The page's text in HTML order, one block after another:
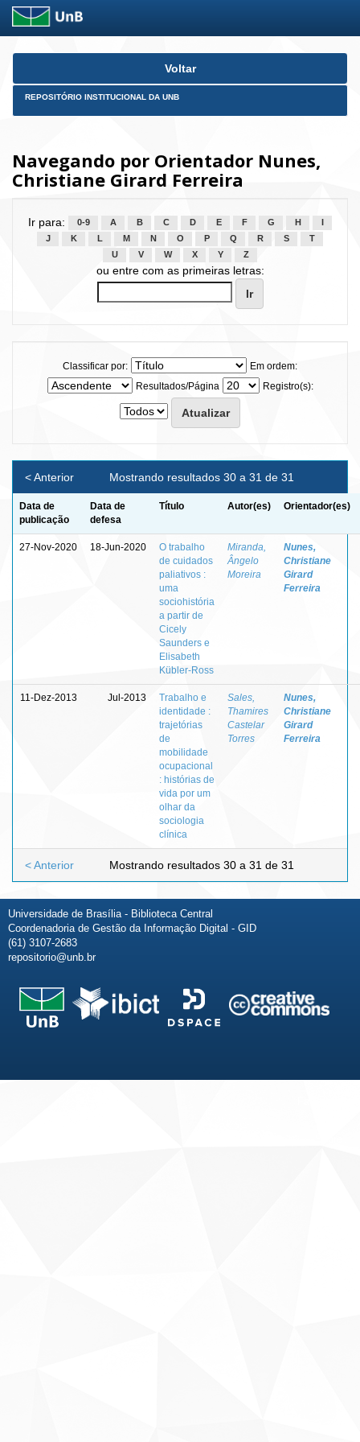
Skip
Voltar
REPOSITÓRIO INSTITUCIONAL DA UNB
Navegando por Orientador Nunes,
Christiane Girard Ferreira
Ir para: 0-9 A B C D E F G H
J
K L M N O P Q R S
T
U
V W X Y Z
ou entre com as primeiras letras:
Classificar por:
Em ordem:
Resultados/Página
Registro(s):
Mostrando resultados 30 a 31 de 31
< Anterior
Data de
publicação
Data de
defesa
Título Autor(es) Orientador(es)
27-Nov-2020 18-Jun-2020
O trabalho
de cuidados
paliativos :
uma
sociohistória
a partir de
Cicely
Saunders e
Elisabeth
Kübler-Ross
Miranda,
Ângelo
Moreira
Nunes,
Christiane
Girard
Ferreira
11-Dez-2013 Jul-2013
Trabalho e
identidade :
trajetórias
de
mobilidade
ocupacional
: histórias de
vida por um
olhar da
sociologia
clínica
Sales,
Thamires
Castelar
Torres
Nunes,
Christiane
Girard
Ferreira
Mostrando resultados 30 a 31 de 31
< Anterior
Universidade de Brasília - Biblioteca Central
Coordenadoria de Gestão da Informação Digital - GID
(61) 3107-2683
repositorio@unb.br